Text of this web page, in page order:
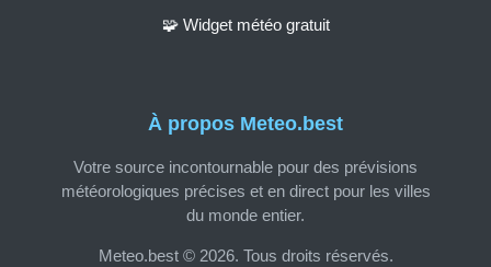
À propos Meteo.best
Votre source incontournable pour des prévisions
météorologiques précises et en direct pour les villes
du monde entier.
Meteo.best © 2026. Tous droits réservés.
🧩 Widget météo gratuit